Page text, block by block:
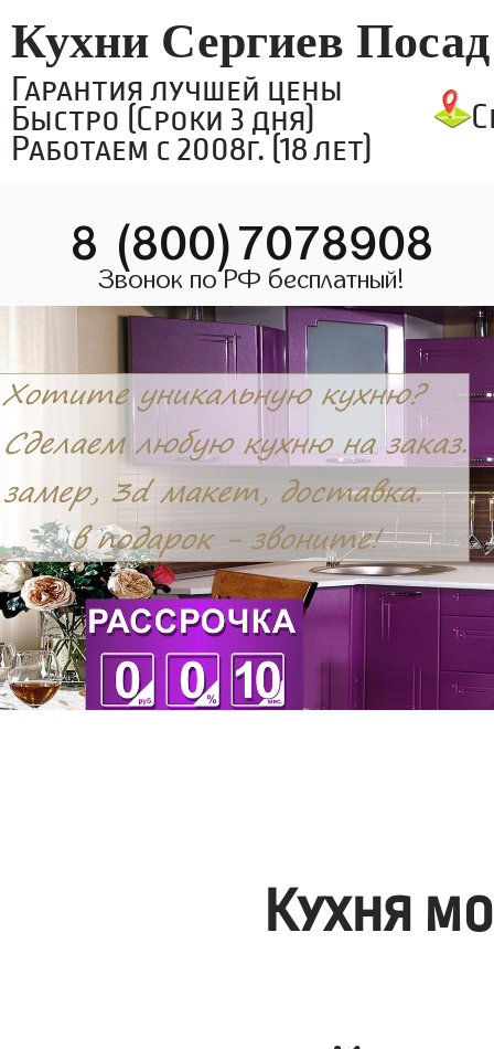
Кухни Сергиев Посад
Гарантия лучшей цены
Быстро (Сроки 3 дня)
Работаем с 2008г. (18 лет)
8 (800)7078908
Звонок по РФ бесплатный!
Кухня